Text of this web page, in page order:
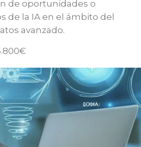
de oportunidades o
de la IA en el ámbito del
avanzado.